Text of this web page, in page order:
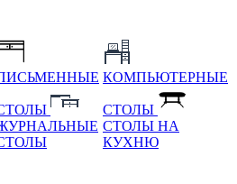
КОМПЬЮТЕРНЫЕ
СТОЛЫ
СТОЛЫ НА
КУХНЮ